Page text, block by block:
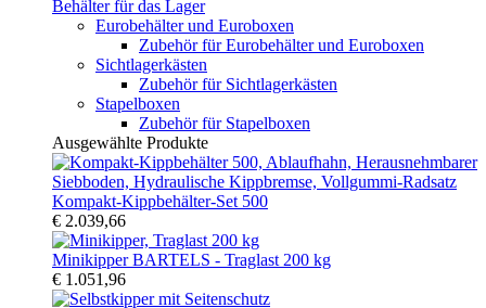
Behälter für das Lager
Eurobehälter und Euroboxen
Zubehör für Eurobehälter und Euroboxen
Sichtlagerkästen
Zubehör für Sichtlagerkästen
Stapelboxen
Zubehör für Stapelboxen
Ausgewählte Produkte
Kompakt-Kippbehälter-Set 500
€ 2.039,66
Minikipper BARTELS - Traglast 200 kg
€ 1.051,96